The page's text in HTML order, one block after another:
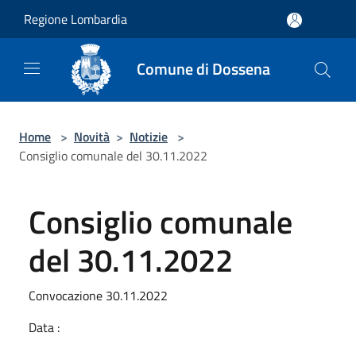
Regione Lombardia
Comune di Dossena
Home > Novità > Notizie >
Consiglio comunale del 30.11.2022
Consiglio comunale
del 30.11.2022
Convocazione 30.11.2022
Data :